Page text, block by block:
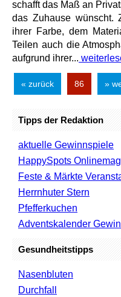
schafft das Maß an
das Zuhause wünscht.
ihrer Farbe, dem
Teilen auch die
aufgrund ihrer...
« zurück 86 »
Tipps der Redaktion
aktuelle Gewinnspiele
HappySpots
Feste & Märkte
Herrnhuter Stern
Pfefferkuchen
Adventskalender
Gesundheitstipps
Nasenbluten
Durchfall